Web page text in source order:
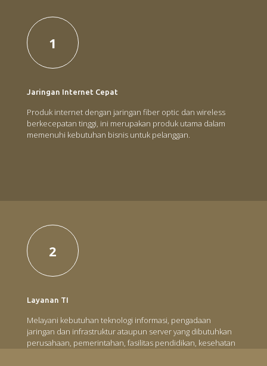
1
Jaringan Internet Cepat
Produk internet dengan jaringan fiber optic dan wireless
berkecepatan tinggi, ini merupakan produk utama dalam
memenuhi kebutuhan bisnis untuk pelanggan.
2
Layanan TI
Melayani kebutuhan teknologi informasi, pengadaan
jaringan dan infrastruktur ataupun server yang dibutuhkan
perusahaan, pemerintahan, fasilitas pendidikan, kesehatan